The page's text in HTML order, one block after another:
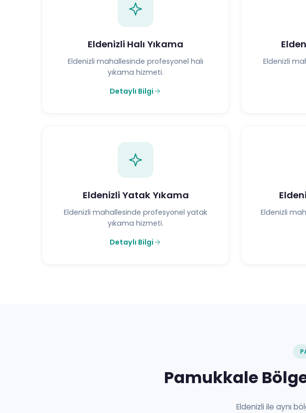
Eldenizli Halı Yıkama
Eldenizli mahallesinde profesyonel halı
yıkama hizmeti.
Detaylı Bilgi
Eldenizli
Eldenizli Yatak Yıkama
Eldenizli mahallesinde profesyonel yatak
yıkama hizmeti.
Detaylı Bilgi
Eldenizli
Pamukkale
Eldenizli ile aynı